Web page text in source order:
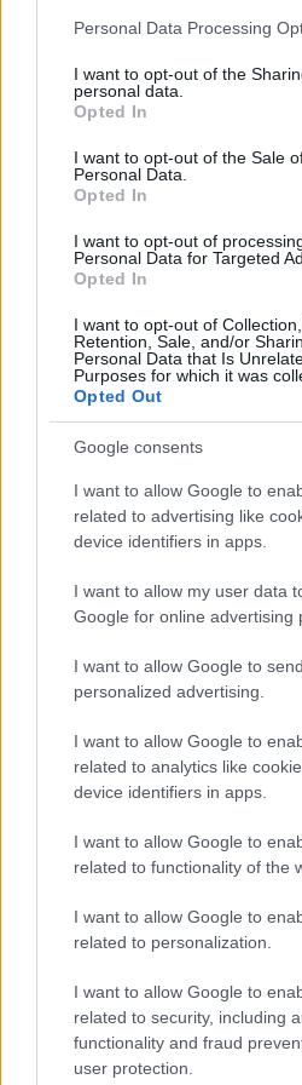
Please note that this website/app
not limited to your visit or usage
grant or deny consent to Google
use your data for below specified
consent section.
Personal Data Processing
I want to opt-out of the
personal data.
Opted In
I want to opt-out of the Sale
Personal Data.
Opted In
I want to opt-out of
Personal Data for Targeted
Opted In
I want to opt-out of Collection,
Retention, Sale, and/or
Personal Data that Is
Purposes for which it was
Opted Out
Google consents
I want to allow Google to
related to advertising like
device identifiers in apps.
I want to allow my user data
Google for online advertising
I want to allow Google to
personalized advertising.
I want to allow Google to
related to analytics like
device identifiers in apps.
I want to allow Google to
related to functionality of the
I want to allow Google to
related to personalization.
I want to allow Google to
related to security, including
functionality and fraud
user protection.
magyar feliratos előzetesek.
Csatornatag
hangulata – Jön a második
Július végén folytatódik a
sorozat.
#napi büntetés
A Grand Theft
mindig a Twitch
Hunter_GS 2025 április 26. 09:00